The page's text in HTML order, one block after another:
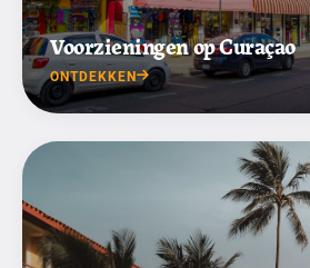
Voorzieningen op Curaçao
ONTDEKKEN